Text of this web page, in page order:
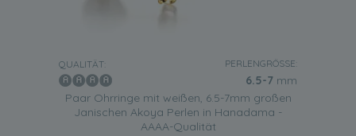
QUALITÄT: PERLENGRÖSSE:
6.5-7 mm
Paar Ohrringe mit weißen, 6.5-7mm großen
Janischen Akoya Perlen in Hanadama -
AAAA-Qualität